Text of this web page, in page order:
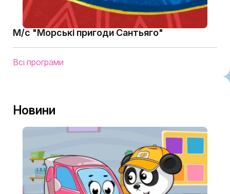
М/с "Морські пригоди Сантьяго"
Всі програми
Новини